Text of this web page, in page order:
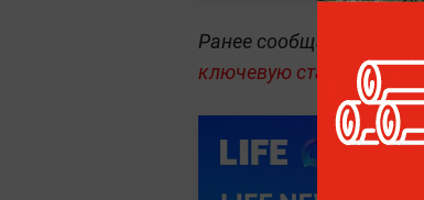
Ранее сообщалось, что
ключевую ставку.